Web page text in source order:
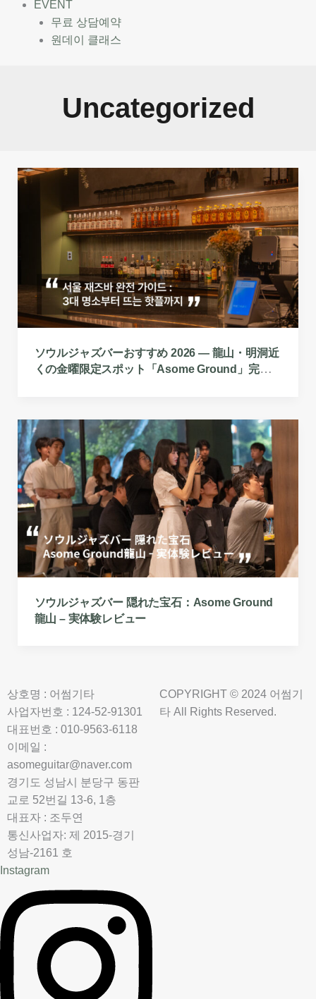
EVENT
무료 상담예약
원데이 클래스
Uncategorized
ソウルジャズバーおすすめ 2026 — 龍山・明洞近
くの金曜限定スポット「Asome Ground」完全ガ
ソウルジャズバー 隠れた宝石：Asome Ground
龍山 – 実体験レビュー
상호명 : 어썸기타
사업자번호 : 124-52-91301
대표번호 : 010-9563-6118
이메일 :
asomeguitar@naver.com
경기도 성남시 분당구 동판
교로 52번길 13-6, 1층
대표자 : 조두연
통신사업자: 제 2015-경기
성남-2161 호
Instagram
COPYRIGHT © 2024 어썸기
타 All Rights Reserved.